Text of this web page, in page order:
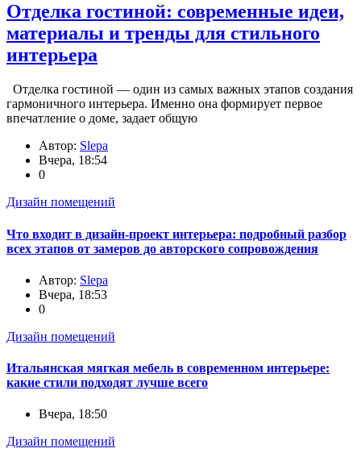
Отделка гостиной: современные идеи,
материалы и тренды для стильного
интерьера
Отделка гостиной — один из самых важных этапов создания
гармоничного интерьера. Именно она формирует первое
впечатление о доме, задает общую
Автор: Slepa
Вчера, 18:54
0
Дизайн помещений
Что входит в дизайн-проект интерьера: подробный разбор
всех этапов от замеров до авторского сопровождения
Автор: Slepa
Вчера, 18:53
0
Дизайн помещений
Итальянская мягкая мебель в современном интерьере:
какие стили подходят лучше всего
Вчера, 18:50
Дизайн помещений